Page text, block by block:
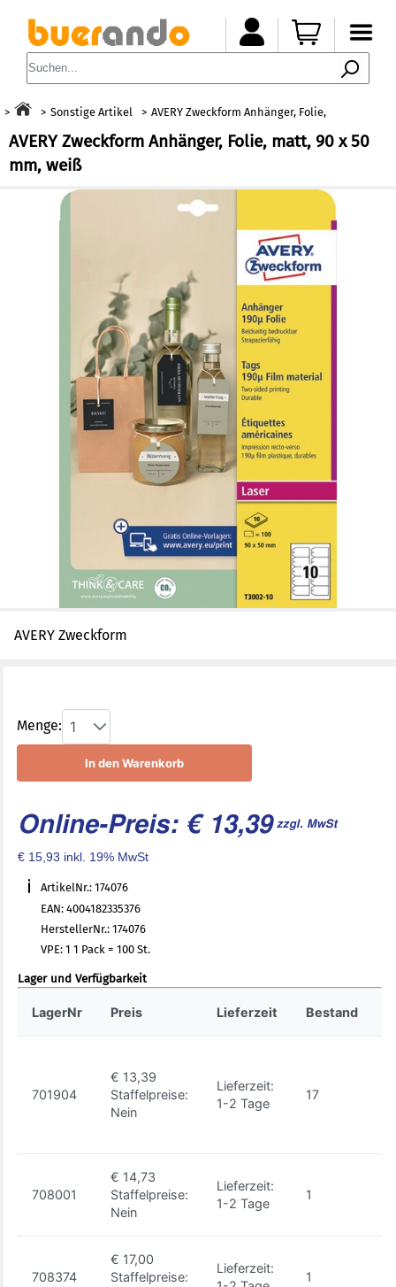
Sonstige Artikel AVERY Zweckform Anhänger, Folie,
AVERY Zweckform Anhänger, Folie, matt, 90 x 50
mm, weiß
AVERY Zweckform
Menge: 1
In den Warenkorb
Online-Preis: € 13,39 zzgl. MwSt
€ 15,93 inkl. 19% MwSt
ArtikelNr.: 174076
EAN: 4004182335376
HerstellerNr.: 174076
VPE: 1 1 Pack = 100 St.
Lager und Verfügbarkeit
LagerNr Preis Lieferzeit Bestand
701904
€ 13,39
Staffelpreise:
Nein
Lieferzeit:
1-2 Tage
17
708001
€ 14,73
Staffelpreise:
Nein
Lieferzeit:
1-2 Tage
1
708374
€ 17,00
Staffelpreise:
Lieferzeit:
1